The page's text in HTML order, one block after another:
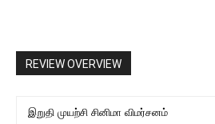
REVIEW OVERVIEW
இறுதி முயற்சி சினிமா விமர்சனம்